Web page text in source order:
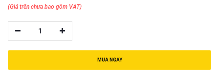
(Giá trên chưa bao gồm VAT)
1
MUA NGAY